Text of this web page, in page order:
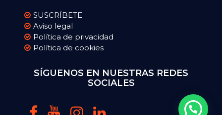
SUSCRÍBETE
Aviso legal
Política de privacidad
Política de cookies
SÍGUENOS EN NUESTRAS REDES
SOCIALES